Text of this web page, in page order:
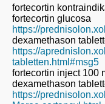
fortecortin
fortecortin glucosa
https://
dexamethason
https://
tabletten.html#msg5
fortecortin inject 100
dexamethason
https://